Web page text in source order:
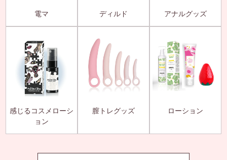
電マ ディルド アナルグッズ
感じるコスメローシ
ョン
膣トレグッズ ローション